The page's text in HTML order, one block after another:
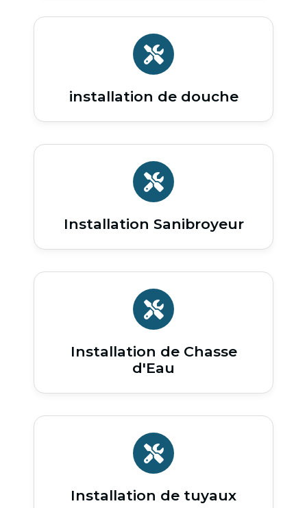
installation de douche
Installation Sanibroyeur
Installation de Chasse
d'Eau
Installation de tuyaux